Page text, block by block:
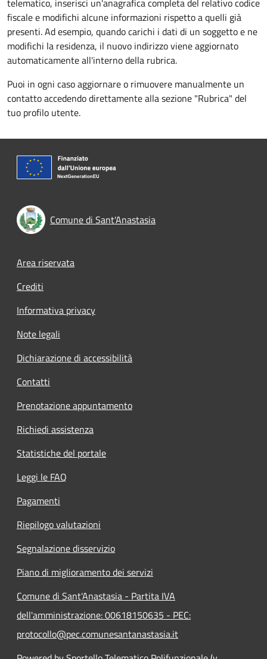
telematico, inserisci un'anagrafica completa del relativo codice
fiscale e modifichi alcune informazioni rispetto a quelli già
presenti. Ad esempio, quando carichi i dati di un soggetto e ne
modifichi la residenza, il nuovo indirizzo viene aggiornato
automaticamente all'interno della rubrica.
Puoi in ogni caso aggiornare o rimuovere manualmente un
contatto accedendo direttamente alla sezione "Rubrica" del
tuo profilo utente.
Comune di Sant'Anastasia
Footer menu
Area riservata
Crediti
Informativa privacy
Note legali
Dichiarazione di accessibilità
Contatti
Prenotazione appuntamento
Richiedi assistenza
Statistiche del portale
Leggi le FAQ
Pagamenti
Riepilogo valutazioni
Segnalazione disservizio
Piano di miglioramento dei servizi
Comune di Sant'Anastasia - Partita IVA
dell'amministrazione: 00618150635 - PEC:
protocollo@pec.comunesantanastasia.it